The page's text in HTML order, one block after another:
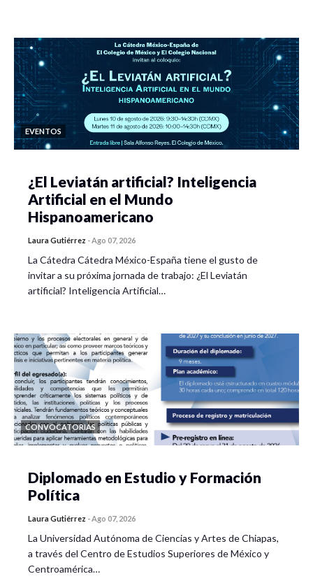
EVENTOS
¿El Leviatán artificial? Inteligencia
Artificial en el Mundo
Hispanoamericano
Laura Gutiérrez -Ago 07, 2026
La Cátedra Cátedra México-España tiene el gusto de
invitar a su próxima jornada de trabajo: ¿El Leviatán
artificial? Inteligencia Artificial…
CONVOCATORIAS
Diplomado en Estudio y Formación
Política
Laura Gutiérrez -Ago 07, 2026
La Universidad Autónoma de Ciencias y Artes de Chiapas,
a través del Centro de Estudios Superiores de México y
Centroamérica…